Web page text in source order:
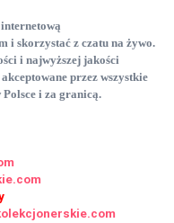
i skorzystać z czatu na żywo.
i najwyższej jakości
przez wszystkie
i za granicą.